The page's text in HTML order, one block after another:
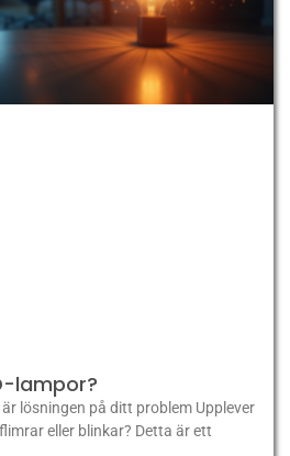
lampor?
lösningen på ditt problem Upplever
eller blinkar? Detta är ett